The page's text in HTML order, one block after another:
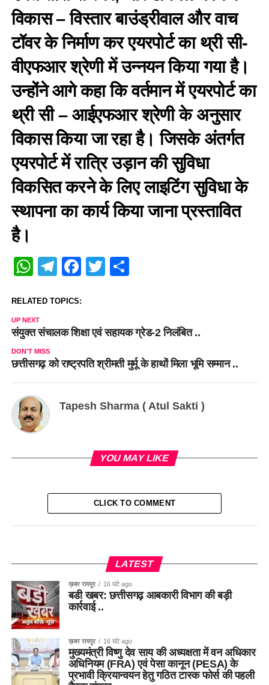
विकास – विस्तार बाउंड्रीवाल और वाच
टॉवर के निर्माण कर एयरपोर्ट का थ्री सी-
वीएफआर श्रेणी में उन्नयन किया गया है।
उन्होंने आगे कहा कि वर्तमान में एयरपोर्ट का
थ्री सी – आईएफआर श्रेणी के अनुसार
विकास किया जा रहा है। जिसके अंतर्गत
एयरपोर्ट में रात्रि उड़ान की सुविधा
विकसित करने के लिए लाइटिंग सुविधा के
स्थापना का कार्य किया जाना प्रस्तावित
है।
WhatsApp
Telegram
Facebook
Twitter
RELATED TOPICS:
UP NEXT
संयुक्त संचालक शिक्षा एवं सहायक ग्रेड-2 निलंबित ..
DON'T MISS
छत्तीसगढ़ को राष्ट्रपति श्रीमती मुर्मू के हाथों मिला भूमि सम्मान ..
Tapesh Sharma ( Atul Sakti )
YOU MAY LIKE
CLICK TO COMMENT
LATEST
ख़बर रायपुर 16 घंटे ago
बडी खबर: छत्तीसगढ़ आबकारी विभाग की बड़ी
कार्रवाई ..
ख़बर रायपुर 16 घंटे ago
मुख्यमंत्री विष्णु देव साय की अध्यक्षता में वन अधिकार
अधिनियम (FRA) एवं पेसा कानून (PESA) के
प्रभावी क्रियान्वयन हेतु गठित टास्क फोर्स की पहली